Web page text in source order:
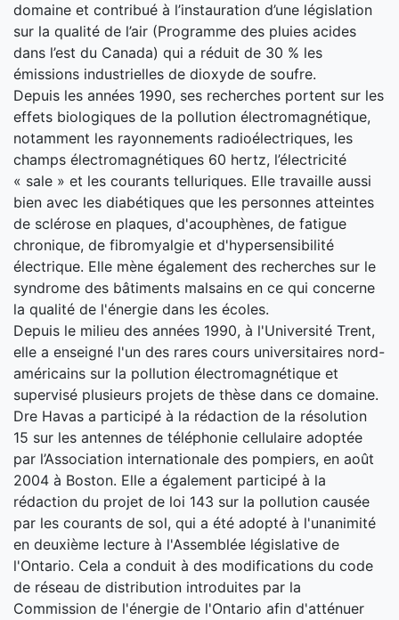
domaine et contribué à l’instauration d’une législation
sur la qualité de l’air (Programme des pluies acides
dans l’est du Canada) qui a réduit de 30 % les
émissions industrielles de dioxyde de soufre.
Depuis les années 1990, ses recherches portent sur les
effets biologiques de la pollution électromagnétique,
notamment les rayonnements radioélectriques, les
champs électromagnétiques 60 hertz, l’électricité
« sale » et les courants telluriques. Elle travaille aussi
bien avec les diabétiques que les personnes atteintes
de sclérose en plaques, d'acouphènes, de fatigue
chronique, de fibromyalgie et d'hypersensibilité
électrique. Elle mène également des recherches sur le
syndrome des bâtiments malsains en ce qui concerne
la qualité de l'énergie dans les écoles.
Depuis le milieu des années 1990, à l'Université Trent,
elle a enseigné l'un des rares cours universitaires nord-
américains sur la pollution électromagnétique et
supervisé plusieurs projets de thèse dans ce domaine.
Dre Havas a participé à la rédaction de la résolution
15 sur les antennes de téléphonie cellulaire adoptée
par l’Association internationale des pompiers, en août
2004 à Boston. Elle a également participé à la
rédaction du projet de loi 143 sur la pollution causée
par les courants de sol, qui a été adopté à l'unanimité
en deuxième lecture à l'Assemblée législative de
l'Ontario. Cela a conduit à des modifications du code
de réseau de distribution introduites par la
Commission de l'énergie de l'Ontario afin d'atténuer